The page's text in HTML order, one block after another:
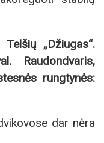
„Džiugas“.
Raudondvaris,
rungtynės:
dar nėra